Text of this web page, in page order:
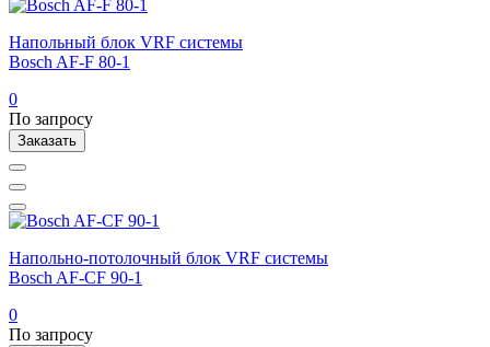
Напольный блок VRF системы
Bosch AF-F 80-1
0
По запросу
Заказать
Напольно-потолочный блок VRF системы
Bosch AF-CF 90-1
0
По запросу